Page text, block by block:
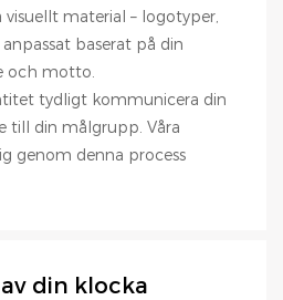
material – logotyper,
baserat på din
och motto.
tydligt kommunicera din
till din målgrupp. Våra
genom denna process
din klocka